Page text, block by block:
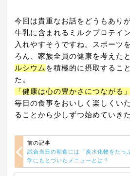
今回は貴重なお話をどうもあり
牛乳に含まれるミルクプロテイ
入れやすそうですね。スポーツ
ろん、家族全員の健康を考えたと
ルシウム を積極的に摂取するこ
た。
「健康は心の豊かさにつながる」
毎日の食事をおいしく楽しくい
ることから少しずつ始めていき
前の記事
試合当日の朝食には「炭水化物をたっ
学にもとづいたメニューとは？